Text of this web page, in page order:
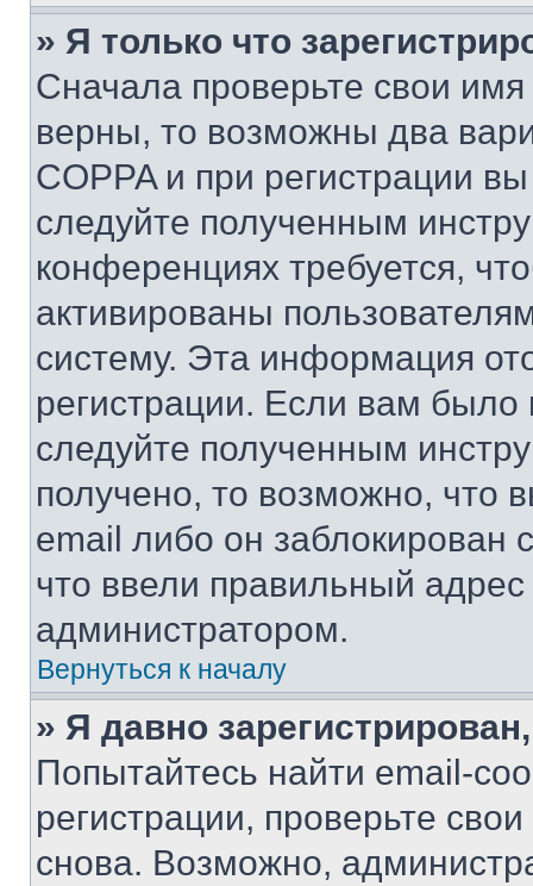
» Я только что
Сначала проверьте свои
верны, то возможны два
COPPA и при регистрации
следуйте полученным
конференциях требуется,
активированы
систему. Эта информация
регистрации. Если вам
следуйте полученным
получено, то возможно, что
email либо он
что ввели правильный адрес
администратором.
Вернуться к началу
» Я давно
Попытайтесь найти email-
регистрации, проверьте
снова. Возможно,